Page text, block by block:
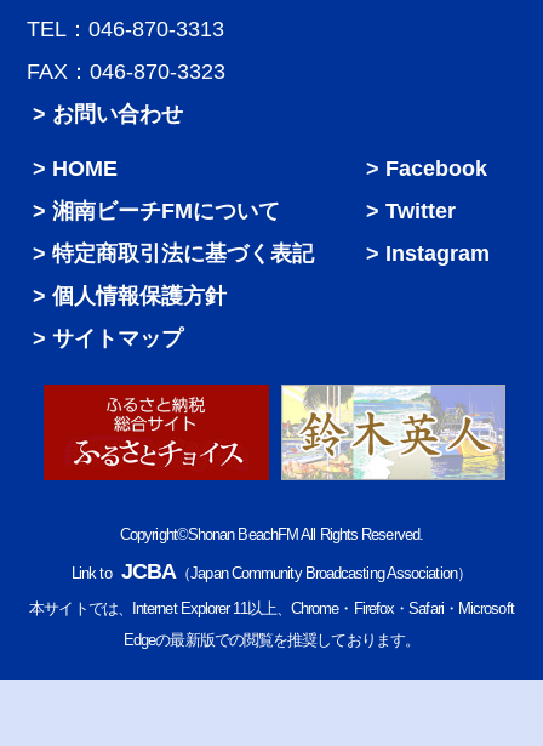
TEL：046-870-3313
FAX：046-870-3323
> お問い合わせ
HOME
湘南ビーチFMについて
特定商取引法に基づく表記
個人情報保護方針
サイトマップ
Facebook
Twitter
Instagram
Copyright©Shonan BeachFM All Rights Reserved.
Link to JCBA（Japan Community Broadcasting Association）
本サイトでは、Internet Explorer 11以上、Chrome・Firefox・Safari・Microsoft
Edgeの最新版での閲覧を推奨しております。